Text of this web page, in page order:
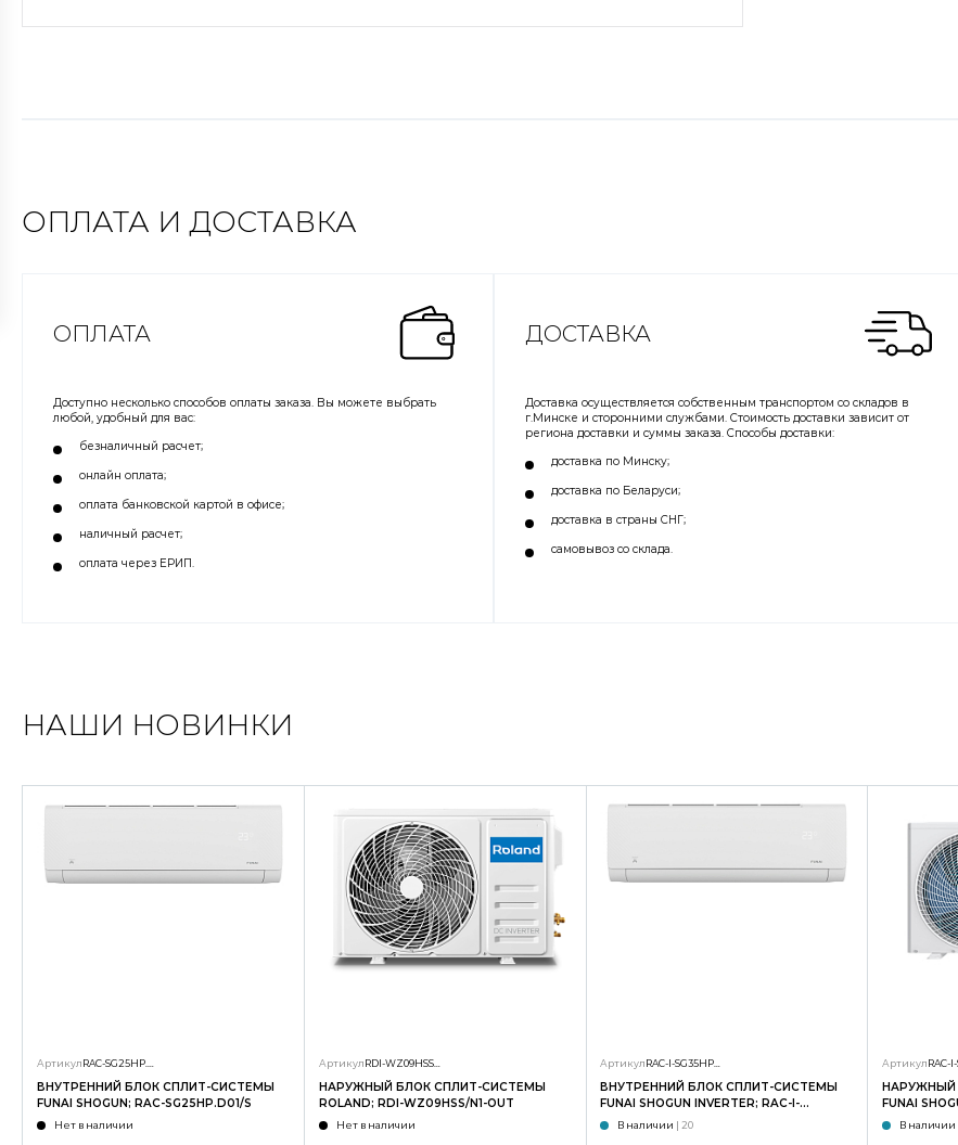
ОПЛАТА И ДОСТАВКА
ОПЛАТА
Доступно несколько способов оплаты заказа. Вы можете выбрать
любой, удобный для вас:
безналичный расчет;
онлайн оплата;
оплата банковской картой в офисе;
наличный расчет;
оплата через ЕРИП.
ДОСТАВКА
Доставка осуществляется собственным транспортом со складов в
г.Минске и сторонними службами. Стоимость доставки зависит от
региона доставки и суммы заказа. Способы доставки:
доставка по Минску;
доставка по Беларуси;
доставка в страны СНГ;
самовывоз со склада.
НАШИ НОВИНКИ
Артикул
ВНУТРЕННИЙ БЛОК СПЛИТ-СИСТЕМЫ
FUNAI SHOGUN; RAC-SG25HP.D01/S
Нет в наличии
Артикул RDI-WZ09HSS/N1-OUT
НАРУЖНЫЙ БЛОК СПЛИТ-СИСТЕМЫ
ROLAND; RDI-WZ09HSS/N1-OUT
Нет в наличии
Артикул
ВНУТРЕННИЙ БЛОК СПЛИТ-СИСТЕМЫ
FUNAI SHOGUN INVERTER; RAC-I-
SG35HP.D02/S
В наличии | 20
Артикул
НАРУЖНЫЙ
FUNAI
В наличии